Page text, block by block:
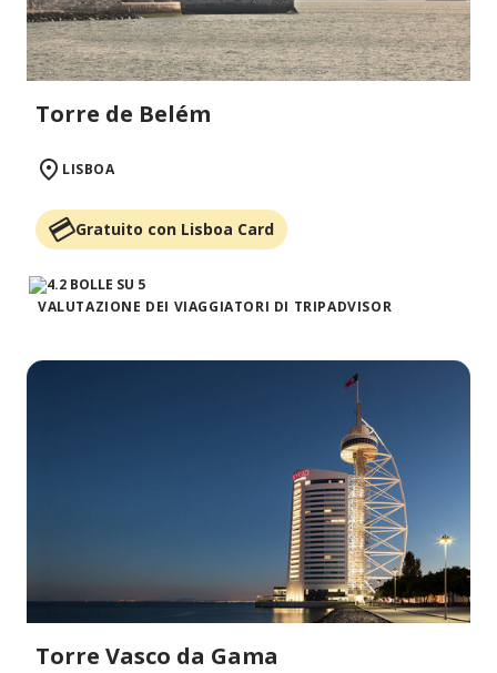
Torre de Belém
LISBOA
Gratuito con Lisboa Card
VALUTAZIONE DEI VIAGGIATORI DI TRIPADVISOR
Torre Vasco da Gama